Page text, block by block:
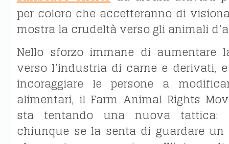
per coloro che accetteranno di
mostra la crudeltà verso gli animali
Nello sforzo immane di aumentare
verso l’industria di carne e derivati,
incoraggiare le persone a
alimentari, il Farm Animal Rights
sta tentando una nuova tattica:
chiunque se la senta di guardare